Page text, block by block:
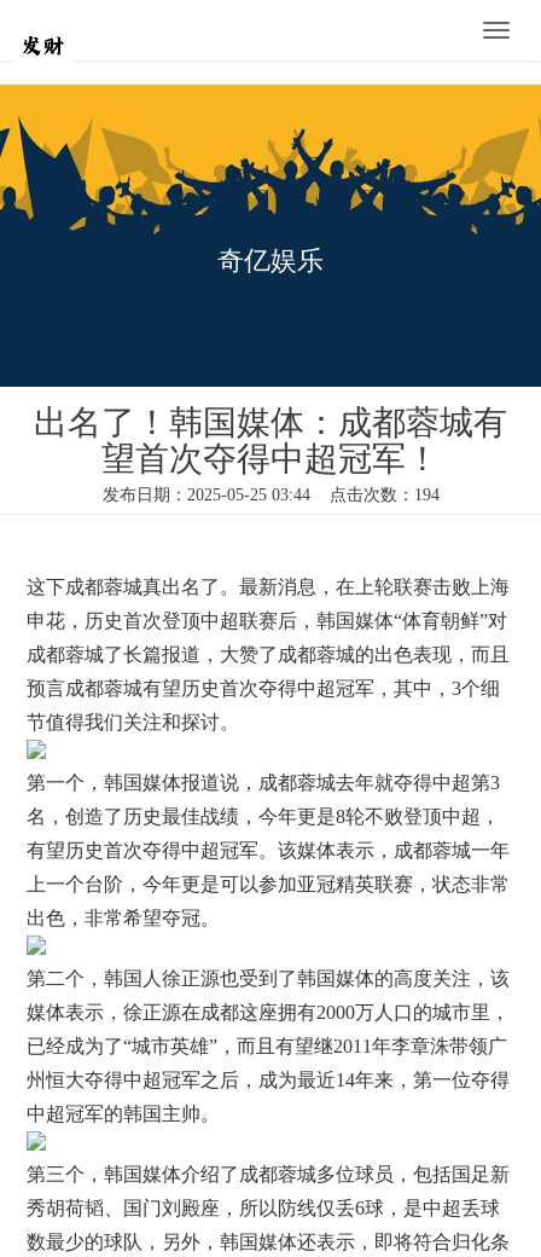
Toggle
奇亿娱乐
出名了！韩国媒体：成都蓉城有
望首次夺得中超冠军！
发布日期：2025-05-25 03:44 点击次数：194
这下成都蓉城真出名了。最新消息，在上轮联赛击败上海
申花，历史首次登顶中超联赛后，韩国媒体“体育朝鲜”对
成都蓉城了长篇报道，大赞了成都蓉城的出色表现，而且
预言成都蓉城有望历史首次夺得中超冠军，其中，3个细
节值得我们关注和探讨。
第一个，韩国媒体报道说，成都蓉城去年就夺得中超第3
名，创造了历史最佳战绩，今年更是8轮不败登顶中超，
有望历史首次夺得中超冠军。该媒体表示，成都蓉城一年
上一个台阶，今年更是可以参加亚冠精英联赛，状态非常
出色，非常希望夺冠。
第二个，韩国人徐正源也受到了韩国媒体的高度关注，该
媒体表示，徐正源在成都这座拥有2000万人口的城市里，
已经成为了“城市英雄”，而且有望继2011年李章洙带领广
州恒大夺得中超冠军之后，成为最近14年来，第一位夺得
中超冠军的韩国主帅。
第三个，韩国媒体介绍了成都蓉城多位球员，包括国足新
秀胡荷韬、国门刘殿座，所以防线仅丢6球，是中超丢球
数最少的球队，另外，韩国媒体还表示，即将符合归化条